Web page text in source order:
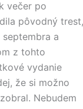
večer po
pôvodný trest,
a
z tohto
vydanie
že si možno
Nebudem